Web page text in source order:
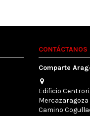
CONTÁCTANOS
Comparte
Edificio
Mercazaragoza
Camino